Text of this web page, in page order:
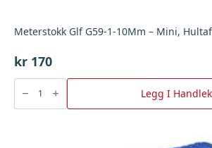
Meterstokk Glf G59-1-10Mm – Mini,
kr 170
Meterstokk
G59-
1-
Legg I